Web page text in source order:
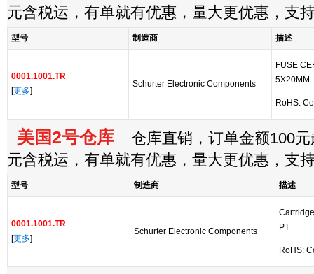
元含税运，有单就有优惠，量大更优惠，支
型号 制造商 描述
0001.1001.TR
[更多]
Schurter Electronic Components
FUSE
5X20MM
RoHS:
美国2号仓库 仓库直销，订单金额100元
元含税运，有单就有优惠，量大更优惠，支
型号 制造商 描述
0001.1001.TR
[更多]
Schurter Electronic Components
PT
RoHS: